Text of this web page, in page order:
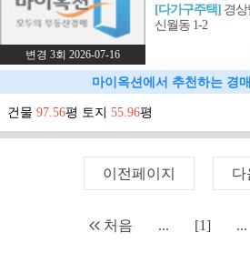
변경 3회 2026-07-16
[다가구주택] 경
신월동 1-2
마이옥션에서 추천하는 경
건물 97.56평 토지 55.96평
이전페이지 다
처음 ... [1] ...